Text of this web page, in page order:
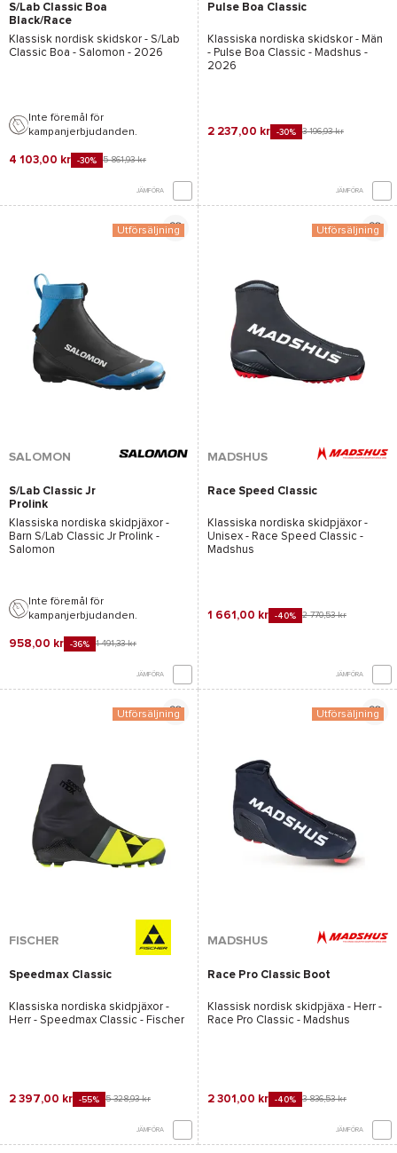
S/Lab Classic Boa
Black/Race
Blue/Process Blue X
Klassisk nordisk skidskor - S/Lab
Classic Boa - Salomon - 2026
Inte föremål för
kampanjerbjudanden.
4 103,00 kr -30% 5 861,93 kr
JÄMFÖRA
Pulse Boa Classic
Klassiska nordiska skidskor - Män
- Pulse Boa Classic - Madshus -
2026
2 237,00 kr -30% 3 196,93 kr
JÄMFÖRA
Utförsäljning
SALOMON
S/Lab Classic Jr
Prolink
Klassiska nordiska skidpjäxor -
Barn S/Lab Classic Jr Prolink -
Salomon
Inte föremål för
kampanjerbjudanden.
958,00 kr -36% 1 491,33 kr
JÄMFÖRA
Utförsäljning
MADSHUS
Race Speed Classic
Klassiska nordiska skidpjäxor -
Unisex - Race Speed Classic -
Madshus
1 661,00 kr -40% 2 770,53 kr
JÄMFÖRA
Utförsäljning
FISCHER
Speedmax Classic
Klassiska nordiska skidpjäxor -
Herr - Speedmax Classic - Fischer
2 397,00 kr -55% 5 328,93 kr
JÄMFÖRA
Utförsäljning
MADSHUS
Race Pro Classic Boot
Klassisk nordisk skidpjäxa - Herr -
Race Pro Classic - Madshus
2 301,00 kr -40% 3 836,53 kr
JÄMFÖRA